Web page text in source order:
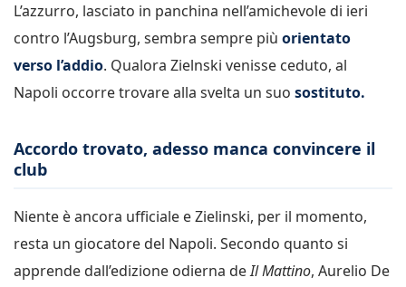
L’azzurro, lasciato in panchina nell’amichevole di ieri
contro l’Augsburg, sembra sempre più orientato
verso l’addio. Qualora Zielnski venisse ceduto, al
Napoli occorre trovare alla svelta un suo sostituto.
Accordo trovato, adesso manca convincere il
club
Niente è ancora ufficiale e Zielinski, per il momento,
resta un giocatore del Napoli. Secondo quanto si
apprende dall’edizione odierna deIl Mattino, Aurelio De